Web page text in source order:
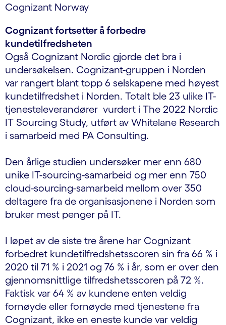
Cognizant Norway
Cognizant fortsetter å forbedre
kundetilfredsheten
Også Cognizant Nordic gjorde det bra i
undersøkelsen. Cognizant-gruppen i Norden
var rangert blant topp 6 selskapene med høyest
kundetilfredshet i Norden. Totalt ble 23 ulike IT-
tjenesteleverandører vurdert i The 2022 Nordic
IT Sourcing Study, utført av Whitelane Research
i samarbeid med PA Consulting.
Den årlige studien undersøker mer enn 680
unike IT-sourcing-samarbeid og mer enn 750
cloud-sourcing-samarbeid mellom over 350
deltagere fra de organisasjonene i Norden som
bruker mest penger på IT.
I løpet av de siste tre årene har Cognizant
forbedret kundetilfredshetsscoren sin fra 66 % i
2020 til 71 % i 2021 og 76 % i år, som er over den
gjennomsnittlige tilfredshetsscoren på 72 %.
Faktisk var 64 % av kundene enten veldig
fornøyde eller fornøyde med tjenestene fra
Cognizant, ikke en eneste kunde var veldig